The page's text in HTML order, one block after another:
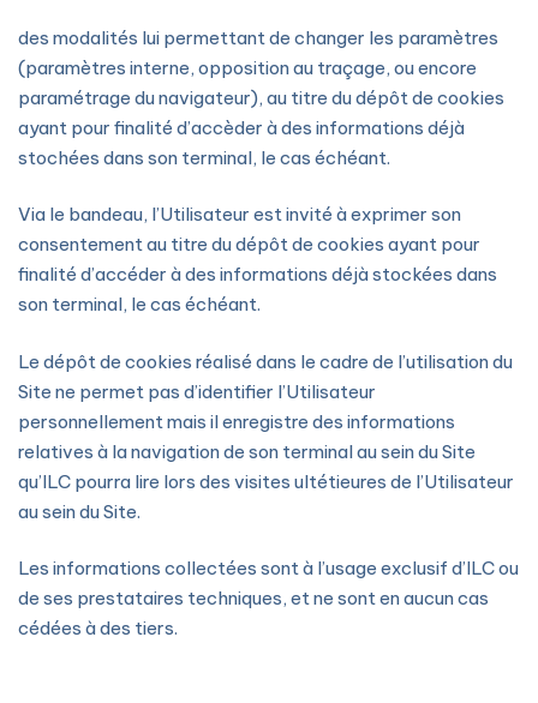
des modalités lui permettant de changer les paramètres
(paramètres interne, opposition au traçage, ou encore
paramétrage du navigateur), au titre du dépôt de cookies
ayant pour finalité d’accèder à des informations déjà
stochées dans son terminal, le cas échéant.
Via le bandeau, l’Utilisateur est invité à exprimer son
consentement au titre du dépôt de cookies ayant pour
finalité d’accéder à des informations déjà stockées dans
son terminal, le cas échéant.
Le dépôt de cookies réalisé dans le cadre de l’utilisation du
Site ne permet pas d’identifier l’Utilisateur
personnellement mais il enregistre des informations
relatives à la navigation de son terminal au sein du Site
qu’ILC pourra lire lors des visites ultétieures de l’Utilisateur
au sein du Site.
Les informations collectées sont à l’usage exclusif d’ILC ou
de ses prestataires techniques, et ne sont en aucun cas
cédées à des tiers.